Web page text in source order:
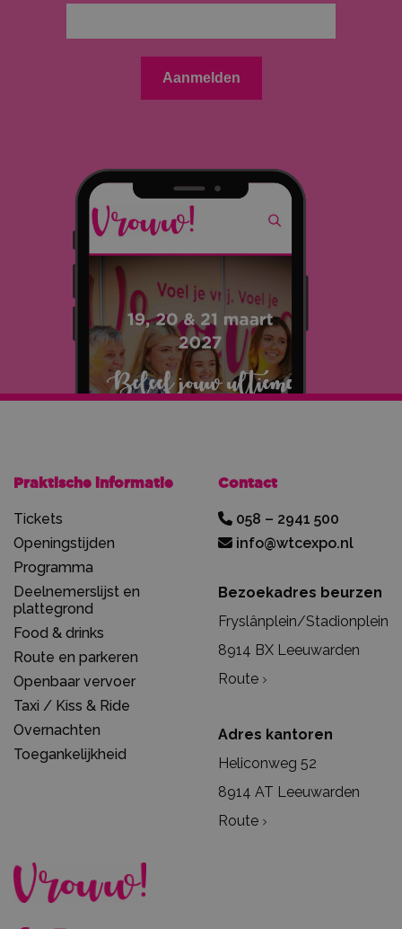
Praktische informatie
Tickets
Openingstijden
Programma
Deelnemerslijst en
plattegrond
Food & drinks
Route en parkeren
Openbaar vervoer
Taxi / Kiss & Ride
Overnachten
Toegankelijkheid
Contact
058 – 2941 500
info@wtcexpo.nl
Bezoekadres beurzen
Fryslânplein/Stadionplein
8914 BX Leeuwarden
Route
Adres kantoren
Heliconweg 52
8914 AT Leeuwarden
Route